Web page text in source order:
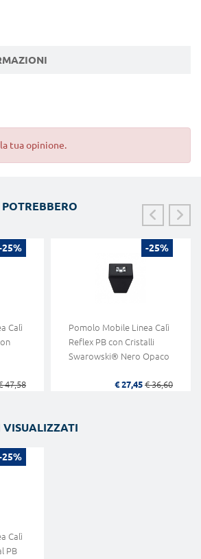
tua opinione.
25%
Calì
47,58
-25%
Pomolo Mobile Linea Calì
Reflex PB con Cristalli
Swarowski® Nero Opaco
€ 27,45 € 36,60
VISUALIZZATI
25%
Calì
PB